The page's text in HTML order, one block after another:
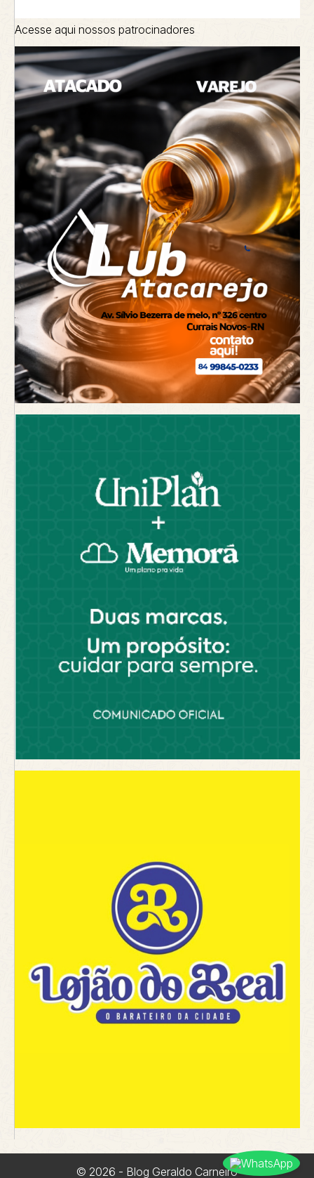
Acesse aqui nossos patrocinadores
© 2026 - Blog Geraldo Carneiro